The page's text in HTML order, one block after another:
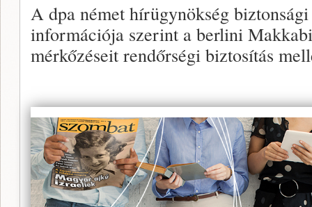
A dpa német hírügynökség
információja szerint a berlini
mérkőzéseit rendőrségi biztosítás